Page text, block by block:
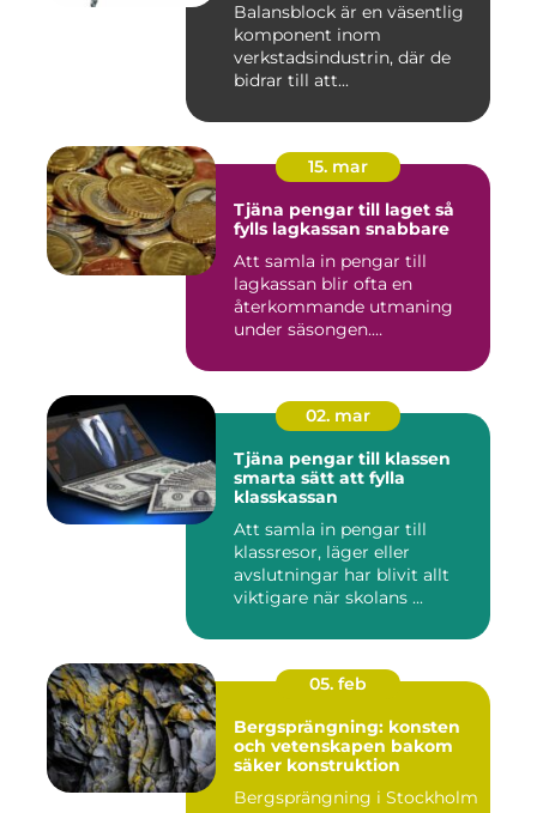
Balansblock är en väsentlig
komponent inom
verkstadsindustrin, där de
bidrar till att...
15. mar
Tjäna pengar till laget så
fylls lagkassan snabbare
Att samla in pengar till
lagkassan blir ofta en
återkommande utmaning
under säsongen.
02. mar
Tjäna pengar till klassen
smarta sätt att fylla
klasskassan
Att samla in pengar till
klassresor, läger eller
avslutningar har blivit allt
viktigare när skolans ...
05. feb
Bergsprängning: konsten
och vetenskapen bakom
säker konstruktion
Bergsprängning i Stockholm